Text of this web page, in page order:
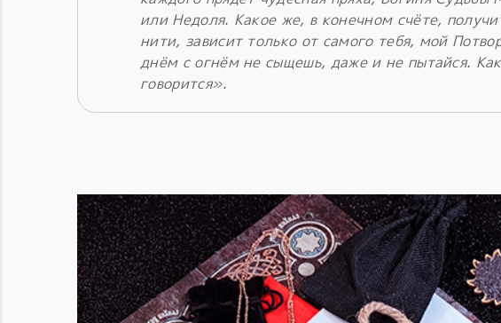
или Недоля. Какое же, в конечном счёте,
нити, зависит только от самого тебя, мой
днём с огнём не сыщешь, даже и не пытайся.
говорится».